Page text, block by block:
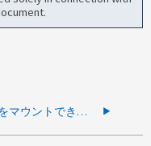
PVC をマウントできません - context deadline exceeded